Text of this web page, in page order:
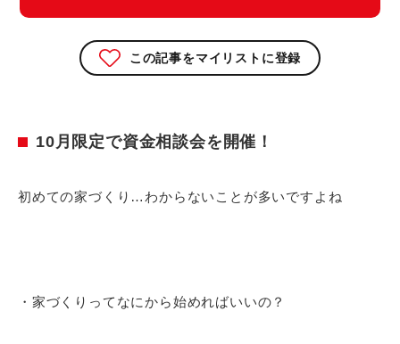
この記事をマイリストに登録
10月限定で資金相談会を開催！
初めての家づくり…わからないことが多いですよね
・家づくりってなにから始めればいいの？